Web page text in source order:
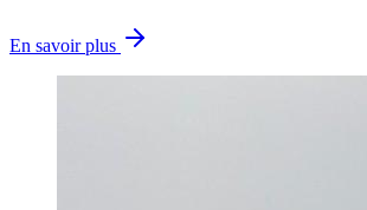
En savoir plus